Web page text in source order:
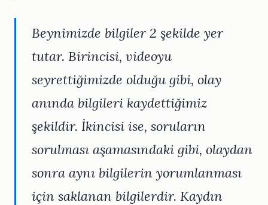
Beynimizde bilgiler 2 şekilde yer
tutar. Birincisi, videoyu
seyrettiğimizde olduğu gibi, olay
anında bilgileri kaydettiğimiz
şekildir. İkincisi ise, soruların
sorulması aşamasındaki gibi, olaydan
sonra aynı bilgilerin yorumlanması
için saklanan bilgilerdir. Kaydın